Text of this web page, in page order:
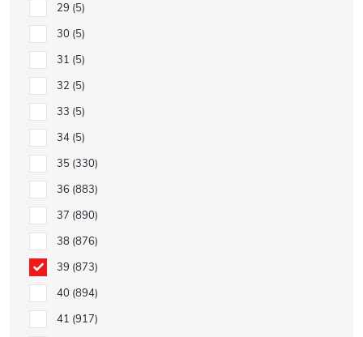
29 5
30 5
31 5
32 5
33 5
34 5
35 330
36 883
37 890
38 876
39 873
40 894
41 917